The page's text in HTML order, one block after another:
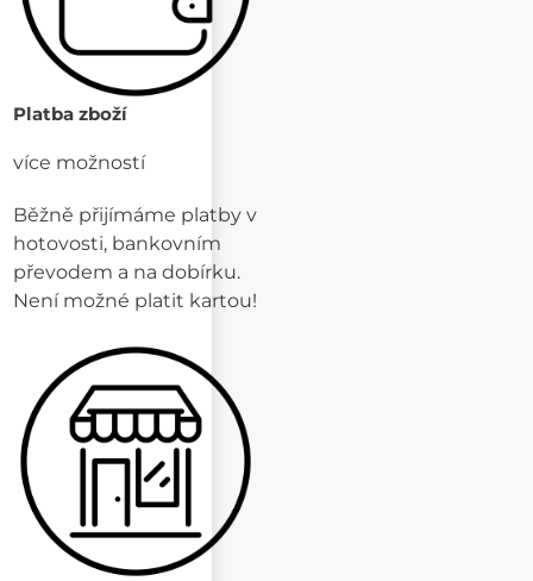
Platba zboží
více možností
Běžně přijímáme platby v
hotovosti, bankovním
převodem a na dobírku.
Není možné platit kartou!